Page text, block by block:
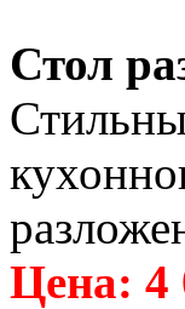
Стол
Цена: 4